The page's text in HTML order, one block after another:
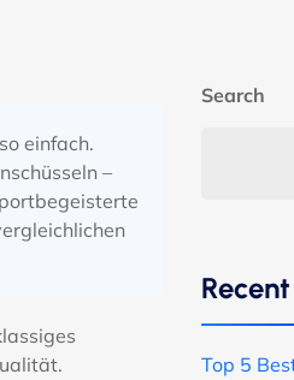
einfach.
–
Search
Top 5